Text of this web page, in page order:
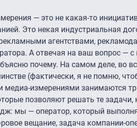
— это не какая-то
Это некая индустриальная
агентствами,
А отвечая на ваш вопрос —
почему. На самом деле, во
(фактически, я не помню,
медиа-измерениями занимаются
позволяют решать те
мы — оператор, который
вещание, задача компании-